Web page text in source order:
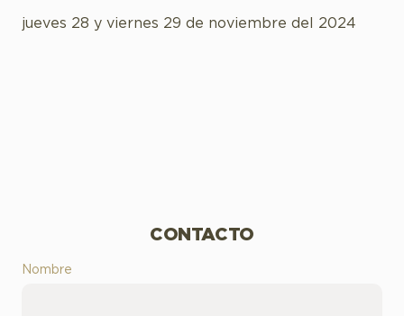
jueves 28 y viernes 29 de noviembre del 2024
CONTACTO
Nombre